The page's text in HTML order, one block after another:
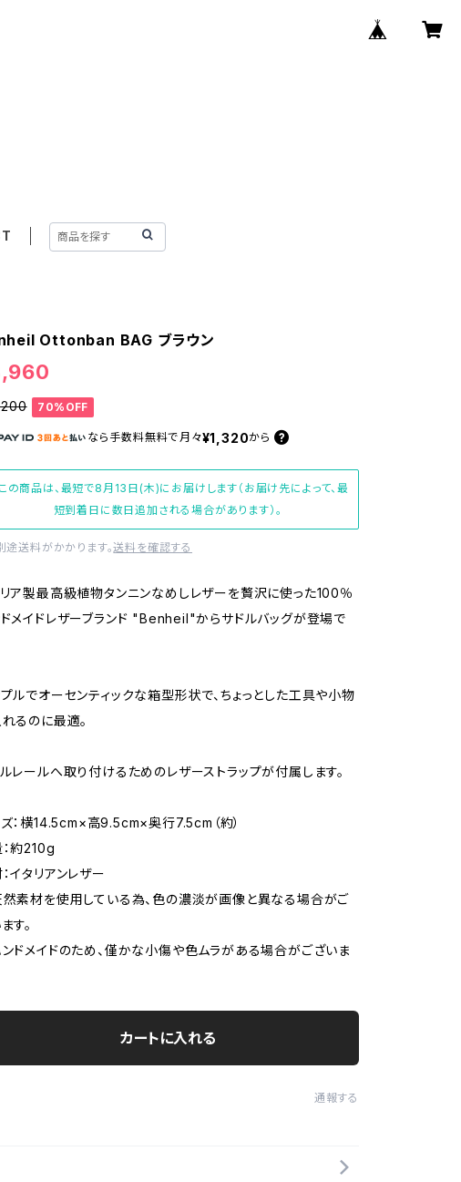
Ottonban BAG ブラウン
70%OFF
なら 手数料無料で 月々¥1,320から
の商品は、最短で8月13日(木)にお届けします（お届け先によって、最
短到着日に数日追加される場合があります）。
途送料がかかります。送料を確認する
ア製最高級植物タンニンなめしレザーを贅沢に使った100％
メイドレザーブランド "Benheil"からサドルバッグが登場で
ルでオーセンティックな箱型形状で、ちょっとした工具や小物
るのに最適。
レールへ取り付けるためのレザーストラップが付属します。
：横14.5cm×高9.5cm×奥行7.5cm（約）
約210g
イタリアンレザー
素材を使用している為、色の濃淡が画像と異なる場合がご
す。
ドメイドのため、僅かな小傷や色ムラがある場合がございま
カートに入れる
通報する